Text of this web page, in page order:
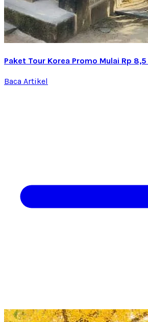
Paket Tour Korea Promo Mulai Rp
Baca Artikel